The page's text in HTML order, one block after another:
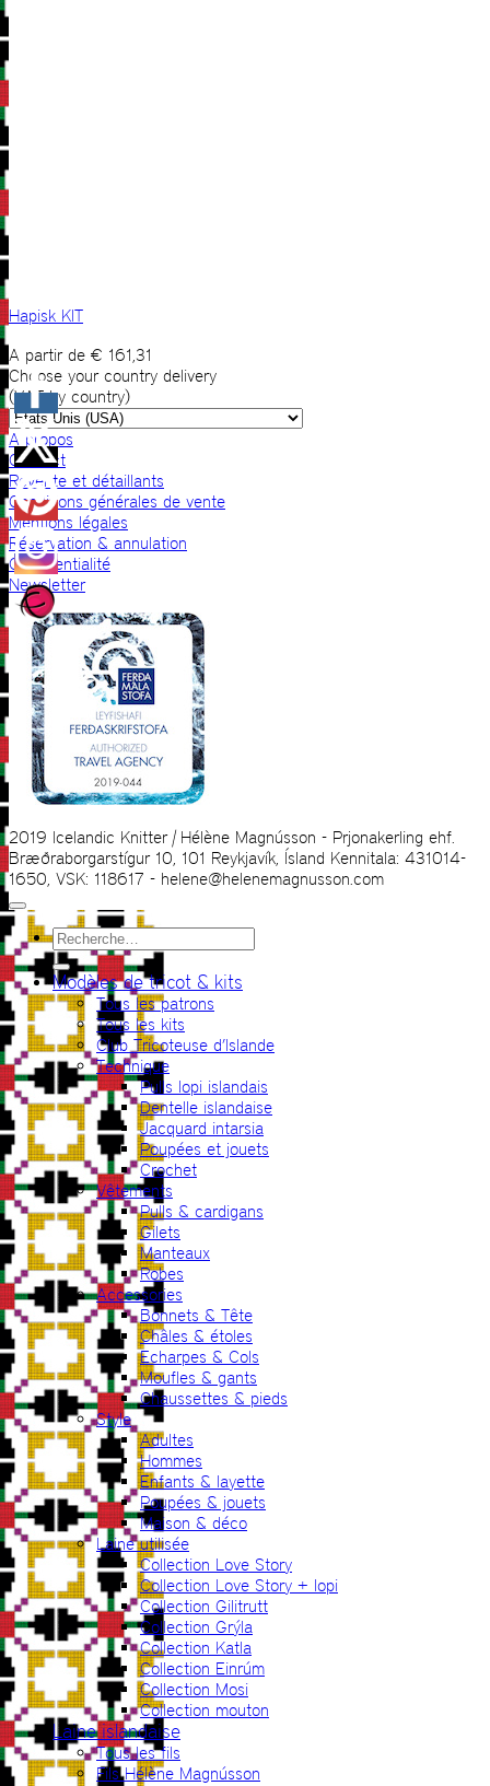
Hapisk KIT
A partir de € 161,31
Choose your country delivery
(VAT by country)
A propos
Contact
Revente et détaillants
Conditions générales de vente
Mentions légales
Réservation & annulation
Confidentialité
Newsletter
2019 Icelandic Knitter | Hélène Magnússon - Prjonakerling ehf.
Bræðraborgarstígur 10, 101 Reykjavík, Ísland Kennitala: 431014-
1650, VSK: 118617 - helene@helenemagnusson.com
Recherche
pour :
Modèles de tricot & kits
Tous les patrons
Tous les kits
Club Tricoteuse d’Islande
Technique
Pulls lopi islandais
Dentelle islandaise
Jacquard intarsia
Poupées et jouets
Crochet
Vêtements
Pulls & cardigans
Gilets
Manteaux
Robes
Accessories
Bonnets & Tête
Châles & étoles
Echarpes & Cols
Moufles & gants
Chaussettes & pieds
Style
Adultes
Hommes
Enfants & layette
Poupées & jouets
Maison & déco
Laine utilisée
Collection Love Story
Collection Love Story + lopi
Collection Gilitrutt
Collection Grýla
Collection Katla
Collection Einrúm
Collection Mosi
Collection mouton
Laine islandaise
Tous les fils
Fils Hélène Magnússon